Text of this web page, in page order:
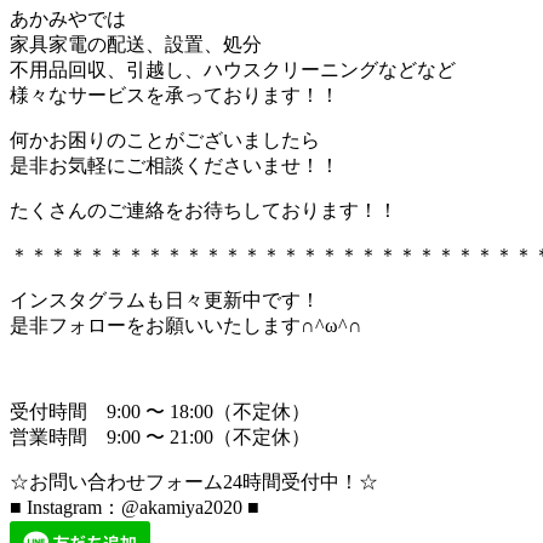
あかみやでは
家具家電の配送、設置、処分
不用品回収、引越し、ハウスクリーニングなどなど
様々なサービスを承っております！！
何かお困りのことがございましたら
是非お気軽にご相談くださいませ！！
たくさんのご連絡をお待ちしております！！
＊＊＊＊＊＊＊＊＊＊＊＊＊＊＊＊＊＊＊＊＊＊＊＊＊＊＊
インスタグラムも日々更新中です！
是非フォローをお願いいたします∩^ω^∩
受付時間 9:00 〜 18:00（不定休）
営業時間 9:00 〜 21:00（不定休）
☆お問い合わせフォーム24時間受付中！☆
■ Instagram：@akamiya2020 ■